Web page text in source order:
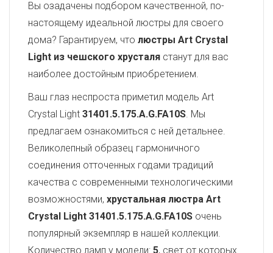
Вы озадачены подбором качественной, по-
настоящему идеальной люстры для своего
дома? Гарантируем, что люстры Art Crystal
Light из чешского хрусталя станут для вас
наиболее достойным приобретением.
Ваш глаз неспроста приметил модель Art
Crystal Light 31401.5.175.A.G.FA10S. Мы
предлагаем ознакомиться с ней детальнее.
Великолепный образец гармоничного
соединения отточенных годами традиций
качества с современными технологическими
возможностями, хрустальная люстра Art
Crystal Light 31401.5.175.A.G.FA10S очень
популярный экземпляр в нашей коллекции.
Количество ламп у модели: 5, свет от которых